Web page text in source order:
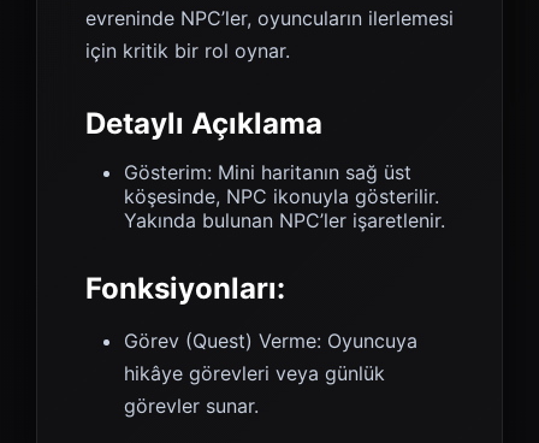
evreninde NPC’ler, oyuncuların ilerlemesi
için kritik bir rol oynar.
Detaylı Açıklama
Gösterim: Mini haritanın sağ üst
köşesinde, NPC ikonuyla gösterilir.
Yakında bulunan NPC’ler işaretlenir.
Fonksiyonları:
Görev (Quest) Verme: Oyuncuya
hikâye görevleri veya günlük
görevler sunar.